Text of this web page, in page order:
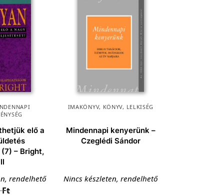
elő a
– Bright,
rendelhető
Ft
IMAKÖNYV, KÖNYV, LELKISÉG
Mindennapi kenyerünk –
Czeglédi Sándor
Nincs készleten, rendelhető